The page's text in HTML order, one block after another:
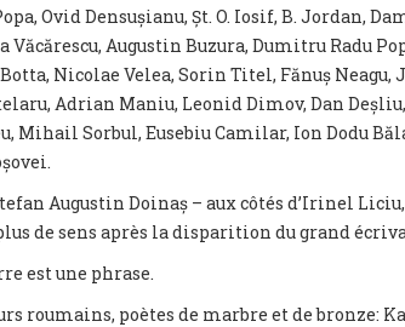
Ovid Densușianu, Șt. O. Iosif, B. Jordan,
Augustin Buzura, Dumitru Radu
Nicolae Velea, Sorin Titel, Fănuș Neagu,
Adrian Maniu, Leonid Dimov, Dan
Mihail Sorbul, Eusebiu Camilar, Ion Dodu
Augustin Doinaș – aux côtés d’Irinel
de sens après la disparition du grand
est une phrase.
roumains, poètes de marbre et de bronze: